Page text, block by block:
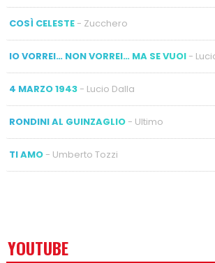
COSÌ CELESTE- Zucchero
IO VORREI… NON VORREI… MA SE VUOI-
4 MARZO 1943- Lucio Dalla
RONDINI AL GUINZAGLIO- Ultimo
TI AMO- Umberto Tozzi
YOUTUBE